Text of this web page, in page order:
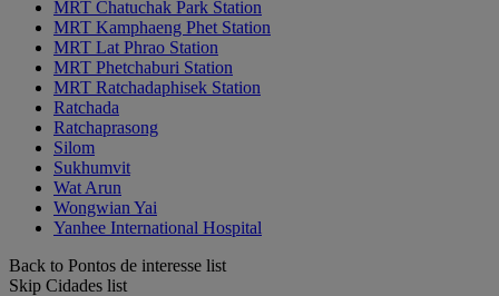
MRT Chatuchak Park Station
MRT Kamphaeng Phet Station
MRT Lat Phrao Station
MRT Phetchaburi Station
MRT Ratchadaphisek Station
Ratchada
Ratchaprasong
Silom
Sukhumvit
Wat Arun
Wongwian Yai
Yanhee International Hospital
Back to Pontos de interesse list
Skip Cidades list